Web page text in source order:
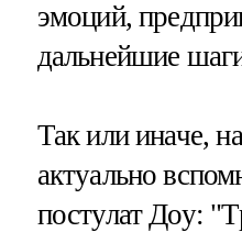
эмоций,
дальнейшие
Так или иначе,
актуально
постулат Доу: